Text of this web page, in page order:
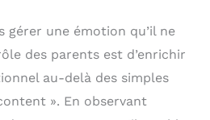
gérer une émotion qu’il ne
des parents est d’enrichir
au-delà des simples
». En observant